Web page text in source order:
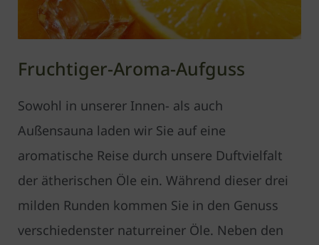
Fruchtiger-Aroma-Aufguss
Sowohl in unserer Innen- als auch
Außensauna laden wir Sie auf eine
aromatische Reise durch unsere Duftvielfalt
der ätherischen Öle ein. Während dieser drei
milden Runden kommen Sie in den Genuss
verschiedenster naturreiner Öle. Neben den